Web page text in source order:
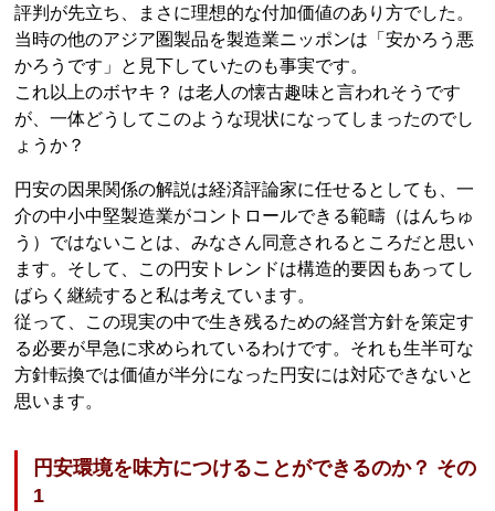
評判が先立ち、まさに理想的な付加価値のあり方でした。
当時の他のアジア圏製品を製造業ニッポンは「安かろう悪
かろうです」と見下していたのも事実です。
これ以上のボヤキ？ は老人の懐古趣味と言われそうです
が、一体どうしてこのような現状になってしまったのでし
ょうか？
円安の因果関係の解説は経済評論家に任せるとしても、一
介の中小中堅製造業がコントロールできる範疇（はんちゅ
う）ではないことは、みなさん同意されるところだと思い
ます。そして、この円安トレンドは構造的要因もあってし
ばらく継続すると私は考えています。
従って、この現実の中で生き残るための経営方針を策定す
る必要が早急に求められているわけです。それも生半可な
方針転換では価値が半分になった円安には対応できないと
思います。
円安環境を味方につけることができるのか？ その
1